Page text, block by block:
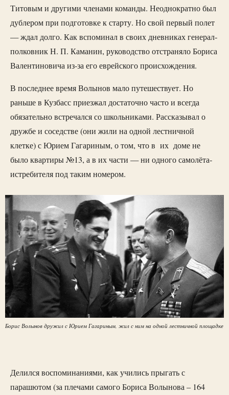
Титовым и другими членами команды. Неоднократно был
дублером при подготовке к старту. Но свой первый полет
— ждал долго. Как вспоминал в своих дневниках генерал-
полковник Н. П. Каманин, руководство отстраняло Бориса
Валентиновича из-за его еврейского происхождения.
В последнее время Волынов мало путешествует. Но
раньше в Кузбасс приезжал достаточно часто и всегда
обязательно встречался со школьниками. Рассказывал о
дружбе и соседстве (они жили на одной лестничной
клетке) с Юрием Гагариным, о том, что в их доме не
было квартиры №13, а в их части — ни одного самолёта-
истребителя под таким номером.
Борис Волынов дружил с Юрием Гагариным, жил с ним на одной лестничной площадке
Делился воспоминаниями, как учились прыгать с
парашютом (за плечами самого Бориса Волынова – 164